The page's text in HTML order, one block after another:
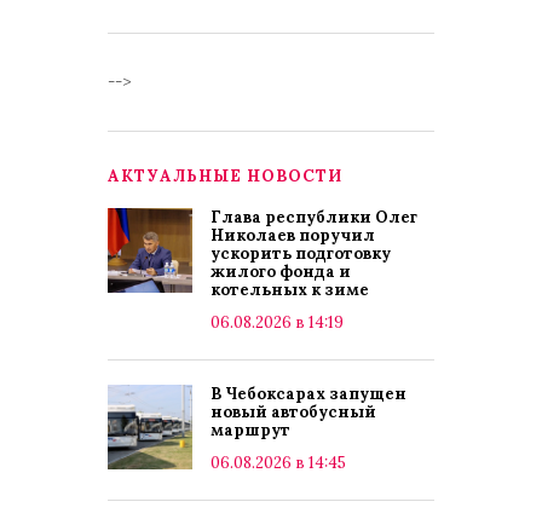
-->
АКТУАЛЬНЫЕ НОВОСТИ
Глава республики Олег
Николаев поручил
ускорить подготовку
жилого фонда и
котельных к зиме
06.08.2026 в 14:19
В Чебоксарах запущен
новый автобусный
маршрут
06.08.2026 в 14:45